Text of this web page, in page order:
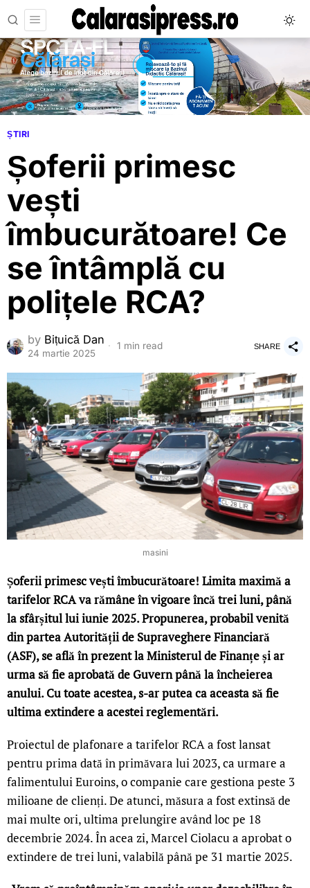
ȘTIRI
Șoferii primesc
vești
îmbucurătoare! Ce
se întâmplă cu
polițele RCA?
by Bițuică Dan
24 martie 2025
1 min read SHARE
masini
Șoferii primesc vești îmbucurătoare! Limita maximă a
tarifelor RCA va rămâne în vigoare încă trei luni, până
la sfârșitul lui iunie 2025. Propunerea, probabil venită
din partea Autorității de Supraveghere Financiară
(ASF), se află în prezent la Ministerul de Finanțe și ar
urma să fie aprobată de Guvern până la încheierea
anului. Cu toate acestea, s-ar putea ca aceasta să fie
ultima extindere a acestei reglementări.
Proiectul de plafonare a tarifelor RCA a fost lansat
pentru prima dată în primăvara lui 2023, ca urmare a
falimentului Euroins, o companie care gestiona peste 3
milioane de clienți. De atunci, măsura a fost extinsă de
mai multe ori, ultima prelungire având loc pe 18
decembrie 2024. În acea zi, Marcel Ciolacu a aprobat o
extindere de trei luni, valabilă până pe 31 martie 2025.